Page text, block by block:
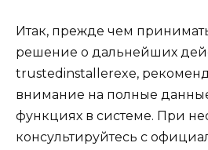
Итак, прежде чем
решение о дальнейших
trustedinstallerexe,
внимание на полные
функциях в системе. При
консультируйтесь с